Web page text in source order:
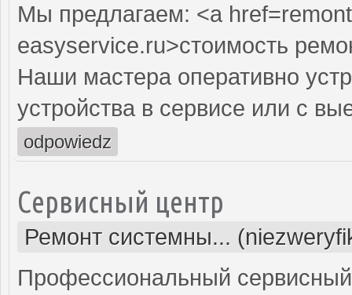
Мы предлагаем: <a
easyservice.ru>стоимость
Наши мастера оперативно
устройства в сервисе или с
odpowiedz
Сервисный центр
Ремонт системны...
Профессиональный